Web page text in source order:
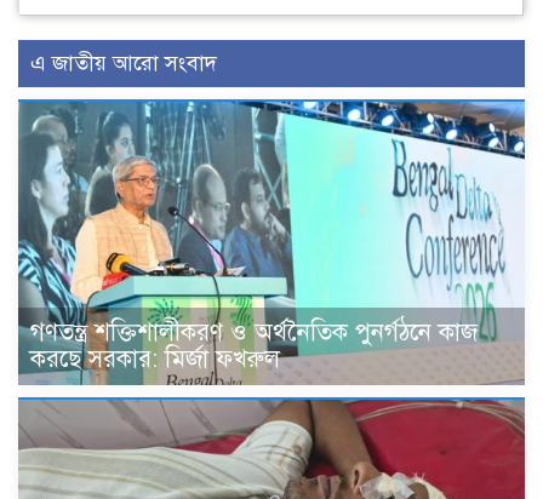
এ জাতীয় আরো সংবাদ
গণতন্ত্র শক্তিশালীকরণ ও অর্থনৈতিক পুনর্গঠনে কাজ
করছে সরকার: মির্জা ফখরুল